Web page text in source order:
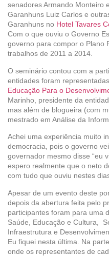
senadores Armando Monteiro
Garanhuns Luiz Carlos e
Garanhuns no Hotel Tavares
Com o que ouviu o Governo
governo para compor o Plano
trabalhos de 2011 a 2014.
O seminário contou com a
entidades foram
Educação Para o
Marinho, presidente da
mas além de blogueira (com
mestrado em Análise da
Achei uma experiência muito
democracia, pois o governo
governador mesmo disse “eu
espero realmente que o neto
com tudo que ouviu nestes
Apesar de um evento deste
depois da abertura feita pelo
participantes foram para uma
Saúde, Educação e Cultura,
Infraestrutura e
Eu fiquei nesta última. Na
onde os representantes de